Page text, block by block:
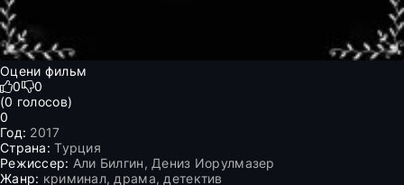
Оцени фильм
0
0
(0 голосов)
0
Год: 2017
Страна: Турция
Режиссер: Али Билгин, Дениз Иорулмазер
Жанр: криминал, драма, детектив